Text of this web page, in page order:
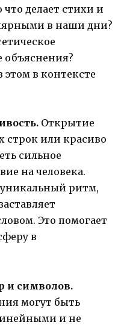
делает стихи и
в наши дни?
объяснения?
этом в контексте
Открытие
или красиво
сильное
на человека.
ритм,
Это помогает
в
и символов.
могут быть
и не